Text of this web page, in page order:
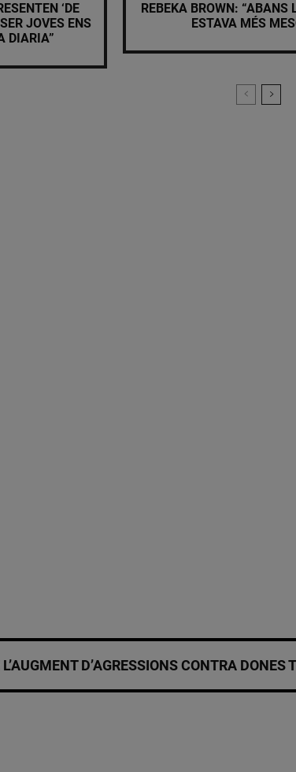
‘DE
JOVES ENS
DIARIA”
REBEKA BROWN: “ABANS
ESTAVA MÉS
L’AUGMENT D’AGRESSIONS CONTRA